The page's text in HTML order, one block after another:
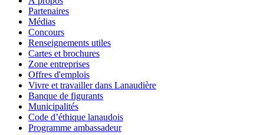
Partenaires
Médias
Concours
Renseignements utiles
Cartes et brochures
Zone entreprises
Offres d'emplois
Vivre et travailler dans Lanaudière
Banque de figurants
Municipalités
Code d’éthique lanaudois
Programme ambassadeur